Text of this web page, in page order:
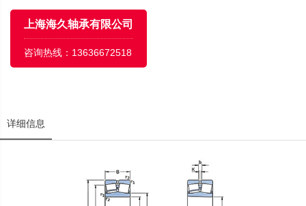
上海海久轴承有限公司
咨询热线： 13636672518
详细信息